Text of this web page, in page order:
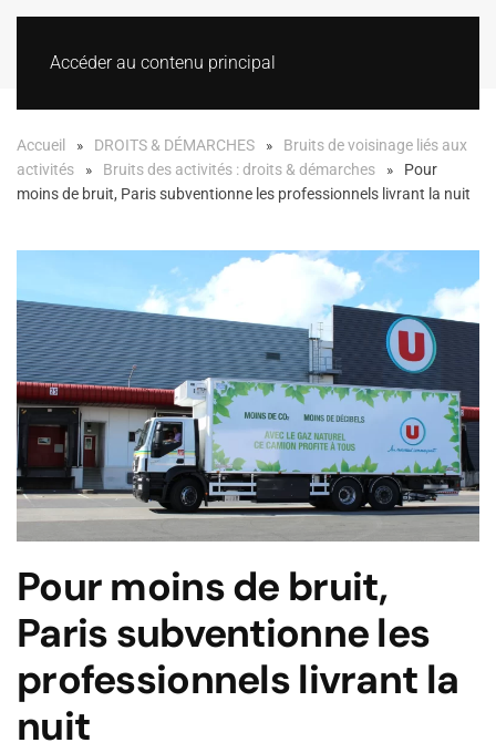
Accéder au contenu principal
Accueil DROITS & DÉMARCHES
Bruits de voisinage liés aux
activités
Bruits des activités : droits & démarches
Pour
moins de bruit, Paris subventionne les professionnels livrant la nuit
Pour moins de bruit,
Paris subventionne les
professionnels livrant la
nuit